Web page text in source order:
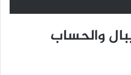
والحساب